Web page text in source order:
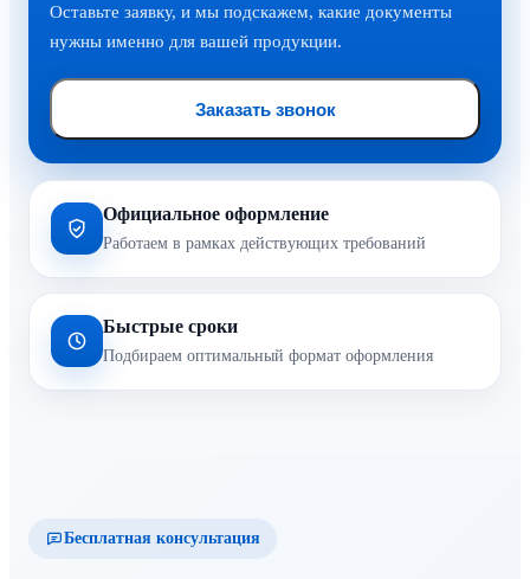
Оставьте заявку, и мы подскажем, какие документы
нужны именно для вашей продукции.
Заказать звонок
Официальное оформление
Работаем в рамках действующих требований
Быстрые сроки
Подбираем оптимальный формат оформления
Бесплатная консультация